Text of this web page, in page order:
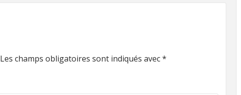
Les champs obligatoires sont indiqués avec*